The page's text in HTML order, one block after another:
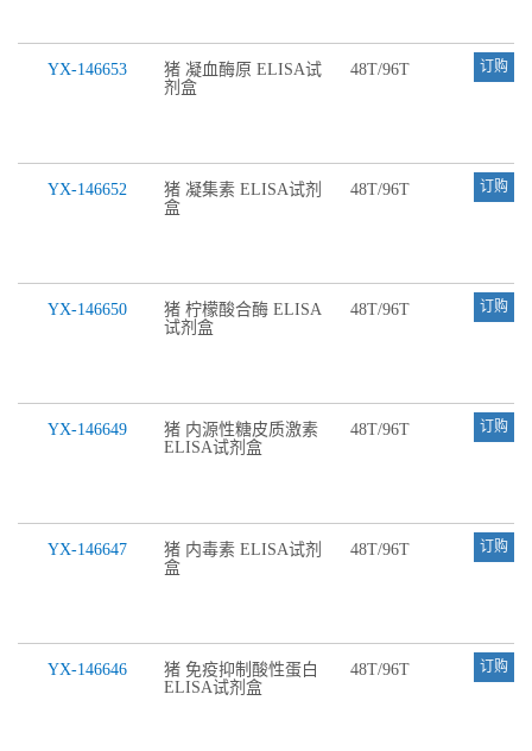
YX-146653
猪 凝血酶原 ELISA试
剂盒
48T/96T 订购
YX-146652
猪 凝集素 ELISA试剂
盒
48T/96T 订购
YX-146650
猪 柠檬酸合酶 ELISA
试剂盒
48T/96T 订购
YX-146649
猪 内源性糖皮质激素
ELISA试剂盒
48T/96T 订购
YX-146647
猪 内毒素 ELISA试剂
盒
48T/96T 订购
YX-146646
猪 免疫抑制酸性蛋白
ELISA试剂盒
48T/96T 订购